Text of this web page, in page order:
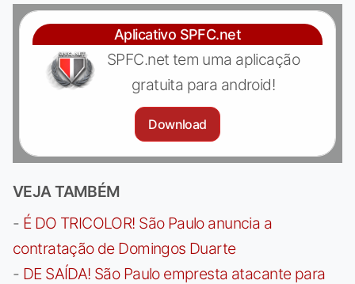
Aplicativo SPFC.net
SPFC.net tem uma aplicação
gratuita para android!
Download
VEJA TAMBÉM
- É DO TRICOLOR! São Paulo anuncia a
contratação de Domingos Duarte
- DE SAÍDA! São Paulo empresta atacante para